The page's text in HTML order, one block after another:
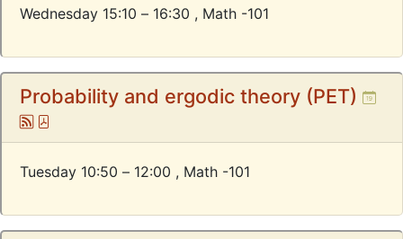
Wednesday 15:10 – 16:30 , Math -101
Probability and ergodic theory (PET)
Ical
Atom
Tuesday 10:50 – 12:00 , Math -101